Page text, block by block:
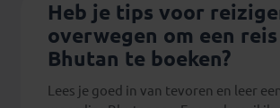
Heb je tips voor
overwegen om een
Bhutan te boeken?
Lees je goed in van tevoren en leer